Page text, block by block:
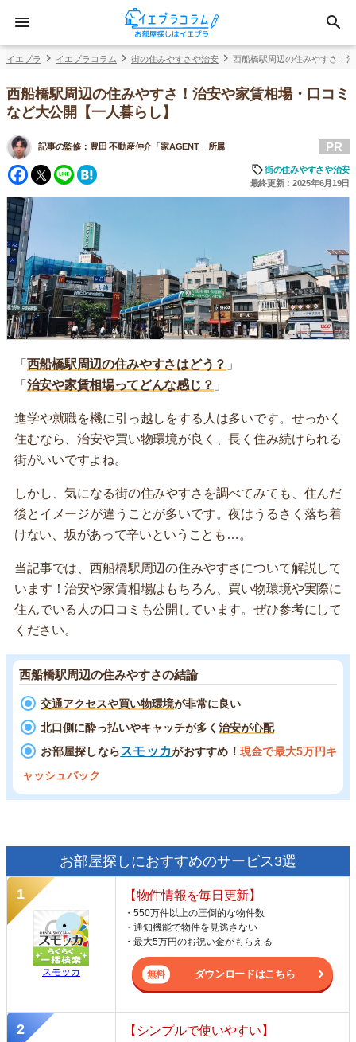
イエプラ イエプラコラム 街の住みやすさや治安 西船橋駅周辺の住みやすさ！
西船橋駅周辺の住みやすさ！治安や家賃相場・口コミ
など大公開【一人暮らし】
記事の監修： 豊田 不動産仲介「家AGENT」所属
Facebook
Twitter
Line
PR
街の住みやすさや治安
最終更新：2025年6月19日
「 西船橋駅周辺の住みやすさはどう？ 」
「 治安や家賃相場ってどんな感じ？ 」
進学や就職を機に引っ越しをする人は多いです。せっかく
住むなら、治安や買い物環境が良く、長く住み続けられる
街がいいですよね。
しかし、気になる街の住みやすさを調べてみても、住んだ
後とイメージが違うことが多いです。夜はうるさく落ち着
けない、坂があって辛いということも…。
当記事では、西船橋駅周辺の住みやすさについて解説して
います！治安や家賃相場はもちろん、買い物環境や実際に
住んでいる人の口コミも公開しています。ぜひ参考にして
ください。
西船橋駅周辺の住みやすさの結論
交通アクセスや買い物環境が非常に良い
北口側に酔っ払いやキャッチが多く 治安が心配
お部屋探しならスモッカがおすすめ！ 現金で最大5万円キ
ャッシュバック
お部屋探しにおすすめのサービス3選
スモッカ
【物件情報を毎日更新】
・550万件以上の圧倒的な物件数
・通知機能で物件を見逃さない
・最大5万円のお祝い金がもらえる
ダウンロードはこちら
【シンプルで使いやすい】